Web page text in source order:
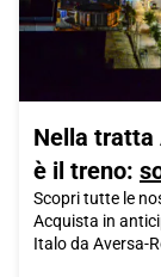
Nella tratta
è il treno:
Scopri tutte le
Acquista in
Italo da Aversa-